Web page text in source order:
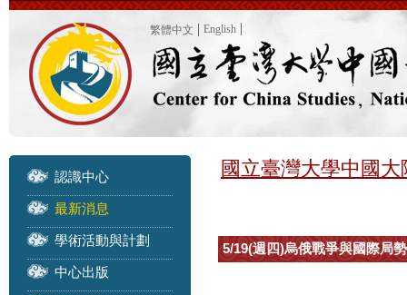
繁體中文 English
認識中心
最新消息
學術活動與計劃
中心出版
國立臺灣大學中國
5/19(週四)烏俄戰爭與國際局